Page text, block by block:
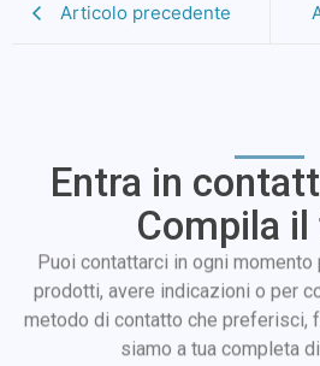
Articolo precedente
Entra in
Compila
Puoi contattarci in ogni
prodotti, avere indicazioni o per
metodo di contatto che preferisci,
siamo a tua completa